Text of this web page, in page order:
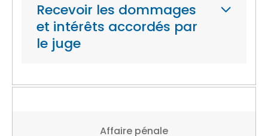
Recevoir les dommages
et intérêts accordés par
le juge
Affaire pénale